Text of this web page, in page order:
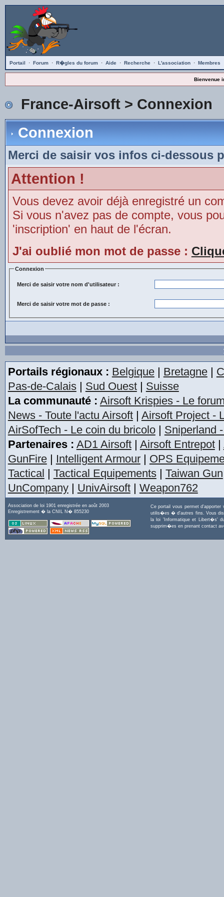
Portail · Forum · R�gles du forum · Aide · Recherche · L'association · Membres
Bienvenue
France-Airsoft> Connexion
Connexion
Merci de saisir vos infos ci-dessous
Attention !
Vous devez avoir déjà enregistré un
Si vous n'avez pas de compte, vous
'inscription' en haut de l'écran.
J'ai oublié mon mot de passe :
Connexion
Merci de saisir votre nom d'utilisateur :
Merci de saisir votre mot de passe :
Portails régionaux : Belgique| Bretagne|
Pas-de-Calais| Sud Ouest| Suisse
La communauté : Airsoft Krispies - Le
News - Toute l'actu Airsoft| Airsoft Project -
AirSofTech - Le coin du bricolo| Sniperland
Partenaires : AD1 Airsoft| Airsoft Entrepot|
GunFire| Intelligent Armour| OPS
Tactical | Tactical Equipements| Taiwan Gun
UnCompany| UnivAirsoft| Weapon762
Association de loi 1901 enregistrée en août 2003
Enregistrement � la CNIL N� 855230
Ce portail vous permet
utilis�es � d'autres fins. Vous
la loi 'Informatique et Libert�s'
supprim�es en prenant contact